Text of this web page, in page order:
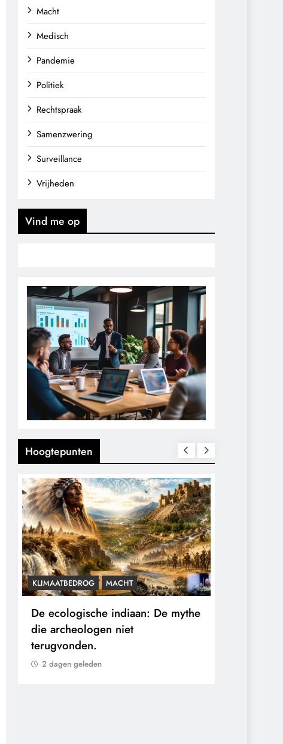
Macht
Medisch
Pandemie
Politiek
Rechtspraak
Samenzwering
Surveillance
Vrijheden
Vind me op
Hoogtepunten
De mythe
CENSUUR CONTROLE
De medicatie die volgens
sommige kankerpatiënten